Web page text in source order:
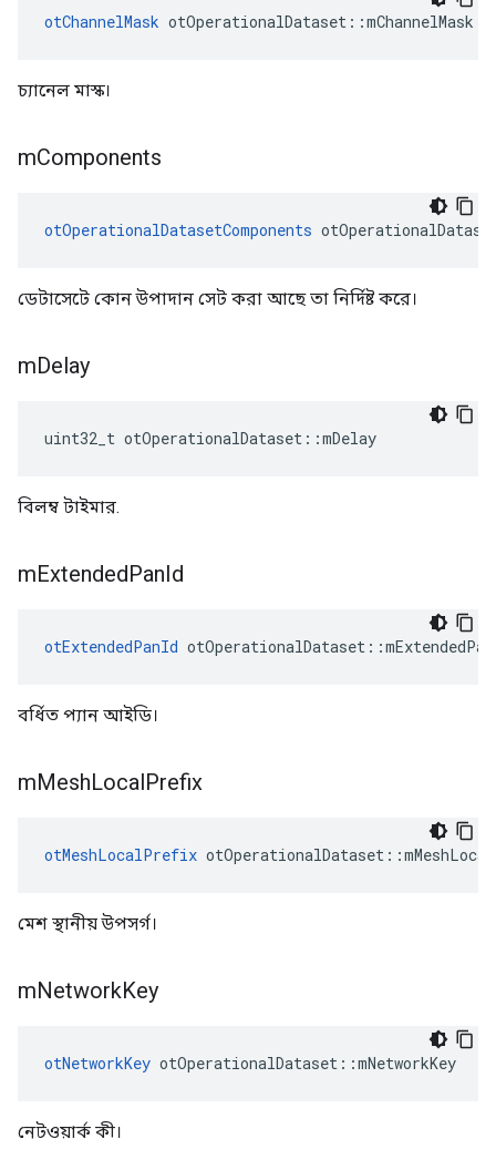
otChannelMask otOperationalDataset ::mChannelMask
চ্যানেল মাস্ক।
mComponents
otOperationalDatasetComponents
ডেটাসেটে কোন উপাদান সেট করা আছে তা নির্দিষ্ট করে।
mDelay
uint32_t otOperationalDataset ::mDelay
বিলম্ব টাইমার.
mExtendedPanId
otExtendedPanId otOperationalDataset ::
বর্ধিত প্যান আইডি।
mMeshLocalPrefix
otMeshLocalPrefix otOperationalDataset ::
মেশ স্থানীয় উপসর্গ।
mNetworkKey
otNetworkKey otOperationalDataset ::mNetworkKey
নেটওয়ার্ক কী।